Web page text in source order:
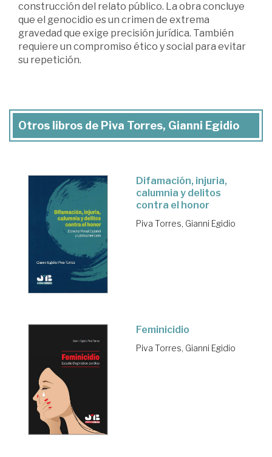
construcción del relato público. La obra concluye
que el genocidio es un crimen de extrema
gravedad que exige precisión jurídica. También
requiere un compromiso ético y social para evitar
su repetición.
Otros libros de Piva Torres, Gianni Egidio
Difamación, injuria,
calumnia y delitos
contra el honor
Piva Torres, Gianni Egidio
Feminicidio
Piva Torres, Gianni Egidio